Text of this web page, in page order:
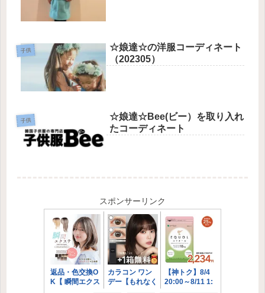
子供
☆娘達☆の洋服コーディネート
（202305）
子供
☆娘達☆Bee(ビー）を取り入れ
たコーディネート
スポンサーリンク